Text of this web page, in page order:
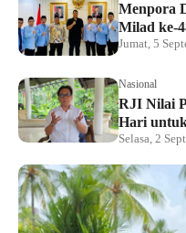
Menpora
Milad ke-
Jumat, 5
Nasional
RJI Nilai
Hari
Selasa, 2